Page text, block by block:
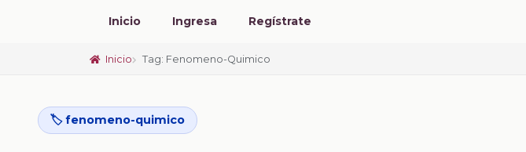
Inicio Ingresa Regístrate
Inicio Tag: Fenomeno-Quimico
🏷️ fenomeno-quimico